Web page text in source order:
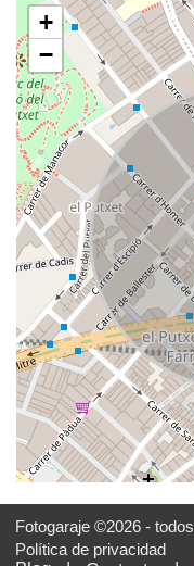
+
−
Fotogaraje ©2026 -
Política de privacidad